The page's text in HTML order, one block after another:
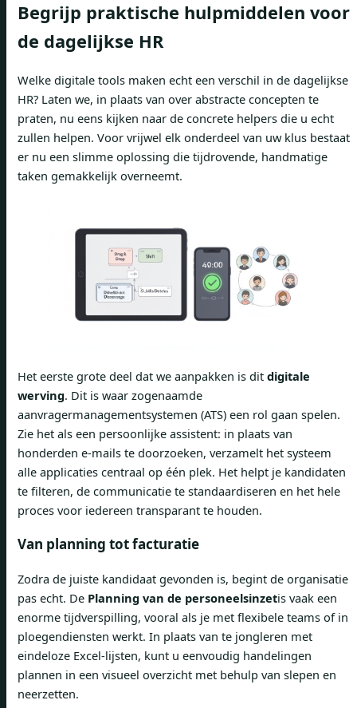
Begrijp praktische hulpmiddelen voor
de dagelijkse HR
Welke digitale tools maken echt een verschil in de dagelijkse
HR? Laten we, in plaats van over abstracte concepten te
praten, nu eens kijken naar de concrete helpers die u echt
zullen helpen. Voor vrijwel elk onderdeel van uw klus bestaat
er nu een slimme oplossing die tijdrovende, handmatige
taken gemakkelijk overneemt.
Het eerste grote deel dat we aanpakken is dit digitale
werving. Dit is waar zogenaamde
aanvragermanagementsystemen (ATS) een rol gaan spelen.
Zie het als een persoonlijke assistent: in plaats van
honderden e-mails te doorzoeken, verzamelt het systeem
alle applicaties centraal op één plek. Het helpt je kandidaten
te filteren, de communicatie te standaardiseren en het hele
proces voor iedereen transparant te houden.
Van planning tot facturatie
Zodra de juiste kandidaat gevonden is, begint de organisatie
pas echt. De Planning van de personeelsinzetis vaak een
enorme tijdverspilling, vooral als je met flexibele teams of in
ploegendiensten werkt. In plaats van te jongleren met
eindeloze Excel-lijsten, kunt u eenvoudig handelingen
plannen in een visueel overzicht met behulp van slepen en
neerzetten.